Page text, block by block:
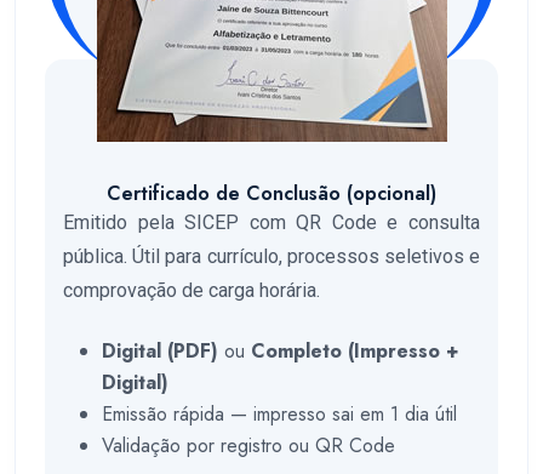
Certificado de Conclusão (opcional)
Emitido pela SICEP com QR Code e consulta
pública. Útil para currículo, processos seletivos e
comprovação de carga horária.
Digital (PDF) ou Completo (Impresso +
Digital)
Emissão rápida — impresso sai em 1 dia útil
Validação por registro ou QR Code